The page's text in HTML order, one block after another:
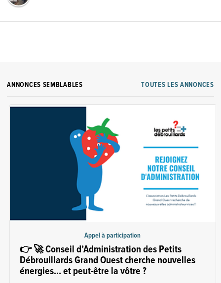
TOUTES LES ANNONCES
ANNONCES SEMBLABLES
Appel à participation
👉 🚀 Conseil d’Administration des Petits
Débrouillards Grand Ouest cherche nouvelles
énergies… et peut-être la vôtre ?